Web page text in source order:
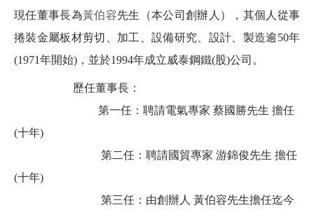
現任董事長為黃伯容先生（本公司創辦人）， 其個人從事
捲裝金屬板材剪切、加工、設備研究、設計、製造逾50年
(1971年開始) ，並於1994年成立威泰鋼鐵(股)公司。
歷任董事長：
第一任： 聘請電氣專家 蔡國勝先生 擔任
(十年)
第二任：聘請國貿專家 游錦俊先生 擔任
(十年)
第三任：由創辦人 黃伯容先生擔任迄今